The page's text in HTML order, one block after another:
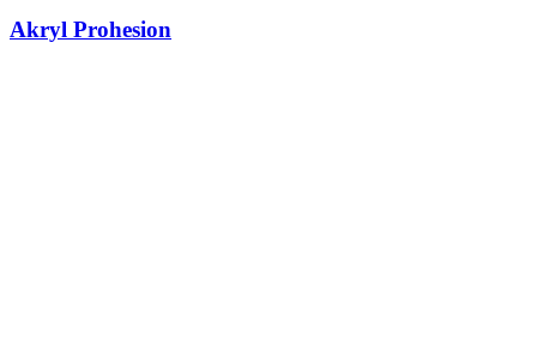
Akryl Prohesion